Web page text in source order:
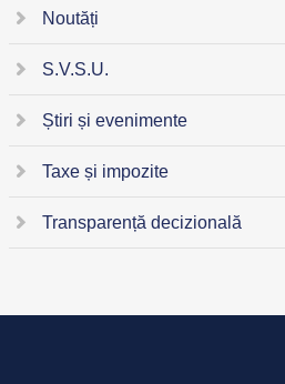
Noutăți
S.V.S.U.
Știri și evenimente
Taxe și impozite
Transparență decizională